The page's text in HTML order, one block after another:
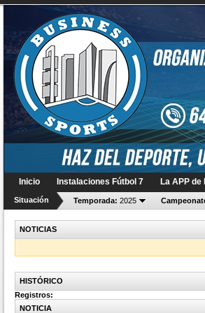
Inicio Instalaciones Fútbol 7 La APP de
Situación Temporada: 2025
NOTICIAS
HISTÓRICO
Registros:
NOTICIA